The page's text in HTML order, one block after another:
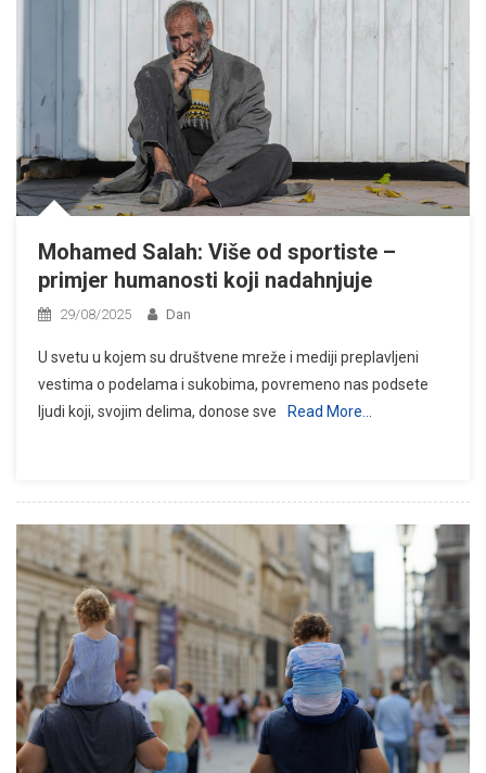
Mohamed Salah: Više od sportiste –
primjer humanosti koji nadahnjuje
29/08/2025 Dan
U svetu u kojem su društvene mreže i mediji preplavljeni
vestima o podelama i sukobima, povremeno nas podsete
ljudi koji, svojim delima, donose sve
Read More…